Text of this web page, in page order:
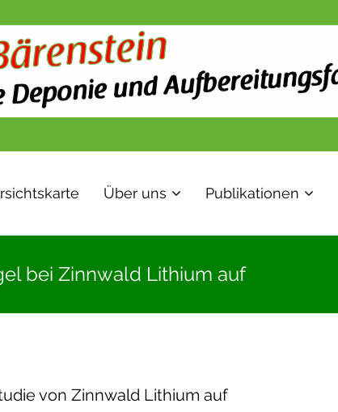
Über uns Publikationen
bei Zinnwald Lithium auf
von Zinnwald Lithium auf